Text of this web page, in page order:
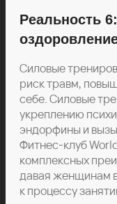
Реальность
Силовые
риск травм,
себе. Силовые
укреплению
эндорфины и
Фитнес-клуб
комплексных
давая женщинам
к процессу